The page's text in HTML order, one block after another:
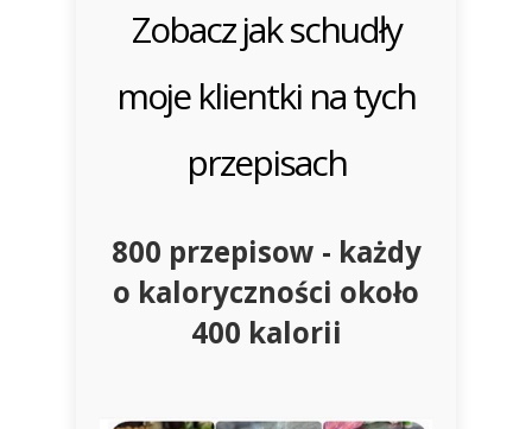
Zobacz jak schudły
moje klientki na tych
przepisach
800 przepisow - każdy
o kaloryczności około
400 kalorii